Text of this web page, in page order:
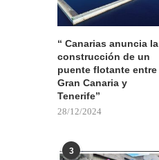
“ Canarias anuncia la
construcción de un
puente flotante entre
Gran Canaria y
Tenerife”
28/12/2024
3